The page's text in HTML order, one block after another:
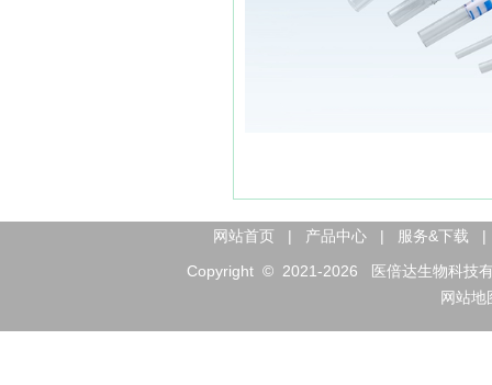
网站首页 | 产品中心 | 服务&下载
|
Copyright © 2021-2026
医倍达生物科技
网站地